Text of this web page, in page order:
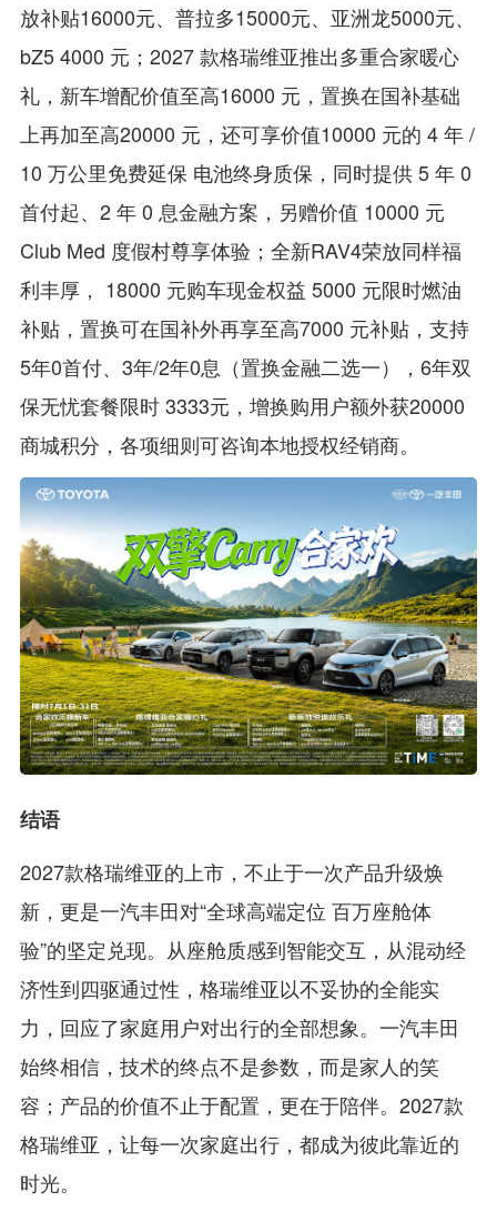
放补贴16000元、普拉多15000元、亚洲龙5000元、
bZ5 4000 元；2027 款格瑞维亚推出多重合家暖心
礼，新车增配价值至高16000 元，置换在国补基础
上再加至高20000 元，还可享价值10000 元的 4 年 /
10 万公里免费延保 电池终身质保，同时提供 5 年 0
首付起、2 年 0 息金融方案，另赠价值 10000 元
Club Med 度假村尊享体验；全新RAV4荣放同样福
利丰厚， 18000 元购车现金权益 5000 元限时燃油
补贴，置换可在国补外再享至高7000 元补贴，支持
5年0首付、3年/2年0息（置换金融二选一），6年双
保无忧套餐限时 3333元，增换购用户额外获20000
商城积分，各项细则可咨询本地授权经销商。
结语
2027款格瑞维亚的上市，不止于一次产品升级焕
新，更是一汽丰田对“全球高端定位 百万座舱体
验”的坚定兑现。从座舱质感到智能交互，从混动经
济性到四驱通过性，格瑞维亚以不妥协的全能实
力，回应了家庭用户对出行的全部想象。一汽丰田
始终相信，技术的终点不是参数，而是家人的笑
容；产品的价值不止于配置，更在于陪伴。2027款
格瑞维亚，让每一次家庭出行，都成为彼此靠近的
时光。